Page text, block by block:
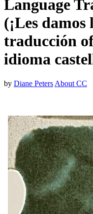
Language
(¡Les
traducción
idioma
by Diane Peters About CC